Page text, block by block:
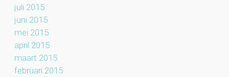
juli 2015
juni 2015
mei 2015
april 2015
maart 2015
februari 2015